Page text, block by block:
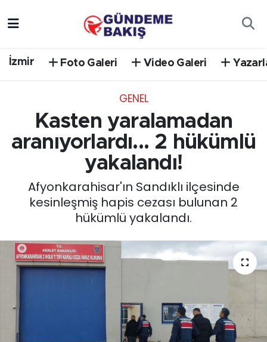
İzmir Foto Galeri Video Galeri
GENEL
Kasten yaralamadan
aranıyorlardı... 2 hükümlü
yakalandı!
Afyonkarahisar'ın Sandıklı ilçesinde
kesinleşmiş hapis cezası bulunan 2
hükümlü yakalandı.
EGE
EKONOMİ
GÜNCEL
KÜLTÜR SANAT
Süper Lig Puan Durumu ve Fikstür
Tüm Manşetler
Son Dakika Haberleri